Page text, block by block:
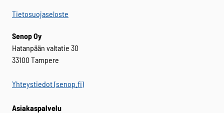
Tietosuojaseloste
Senop Oy
Hatanpään valtatie 30
33100 Tampere
Yhteystiedot (senop.fi)
Asiakaspalvelu